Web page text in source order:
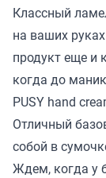
Классный
на ваших
продукт еще и
когда до
PUSY hand
Отличный
собой в
Ждем, когда у